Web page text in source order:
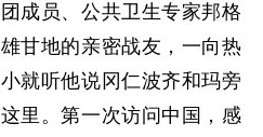
成员、公共卫生专家邦格
甘地的亲密战友，一向热
就听他说冈仁波齐和玛旁
里。第一次访问中国，感